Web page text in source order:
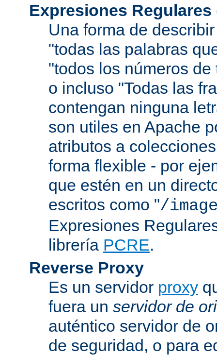
Expresiones Regulares
Una forma de
"todas las palabras
"todos los números
o incluso "Todas las
contengan ninguna
son utiles en Apache
atributos a
forma flexible - por
que estén en un
escritos como "/
Expresiones
librería PCRE.
Reverse Proxy
Es un servidor proxy
fuera un servidor de
auténtico servidor de
de seguridad, o para